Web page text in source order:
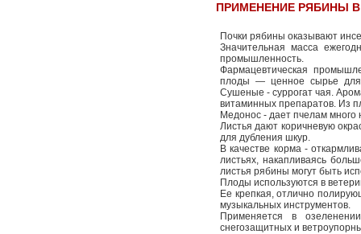
ПРИМЕНЕНИЕ РЯБИНЫ
Почки рябины оказывают
Значительная масса
промышленность.
Фармацевтическая
плоды — ценное сырье для
Сушеные - суррогат чая.
витаминных препаратов. Из
Медонос - дает пчелам много
Листья дают коричневую
для дубления шкур.
В качестве корма -
листьях, накапливаясь
листья рябины могут быть
Плоды используются в
Ее крепкая, отлично
музыкальных инструментов.
Применяется в
снегозащитных и